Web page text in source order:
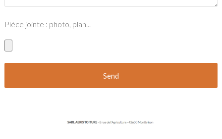
Pièce jointe : photo, plan...